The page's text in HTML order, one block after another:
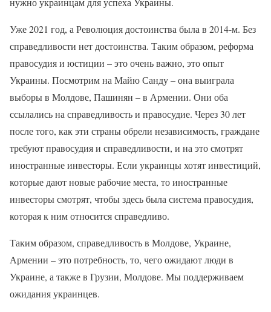
Уже 2021 год, а Революция достоинства была в 2014-м. Без
справедливости нет достоинства. Таким образом, реформа
правосудия и юстиции – это очень важно, это опыт
Украины. Посмотрим на Майю Санду – она выиграла
выборы в Молдове, Пашинян – в Армении. Они оба
ссылались на справедливость и правосудие. Через 30 лет
после того, как эти страны обрели независимость, граждане
требуют правосудия и справедливости, и на это смотрят
иностранные инвесторы. Если украинцы хотят инвестиций,
которые дают новые рабочие места, то иностранные
инвесторы смотрят, чтобы здесь была система правосудия,
которая к ним относится справедливо.
Таким образом, справедливость в Молдове, Украине,
Армении – это потребность, то, чего ожидают люди в
Украине, а также в Грузии, Молдове. Мы поддерживаем
ожидания украинцев.